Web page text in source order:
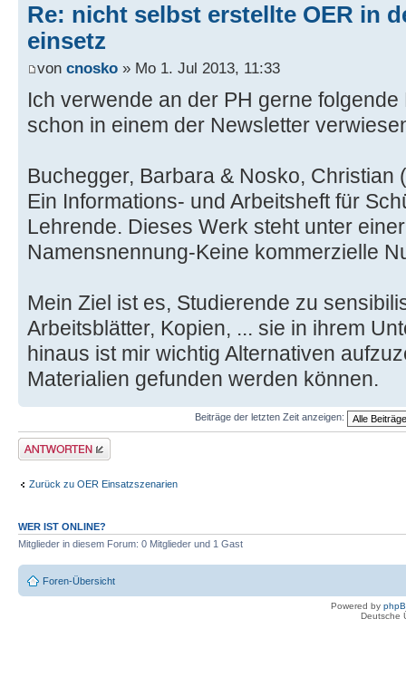
Re: nicht selbst erstellte OER in
einsetz
von cnosko » Mo 1. Jul 2013, 11:33
Ich verwende an der PH gerne
schon in einem der Newsletter
Buchegger, Barbara & Nosko, Christian
Ein Informations- und Arbeitsheft für
Lehrende. Dieses Werk steht unter
Namensnennung-Keine kommerzielle
Mein Ziel ist es, Studierende zu
Arbeitsblätter, Kopien, ... sie in ihrem
hinaus ist mir wichtig Alternativen
Materialien gefunden werden können.
Beiträge der letzten Zeit anzeigen:
Antwort erstellen
Zurück zu OER Einsatzszenarien
WER IST ONLINE?
Mitglieder in diesem Forum: 0 Mitglieder und 1 Gast
Foren-Übersicht
Powered by
Deutsche